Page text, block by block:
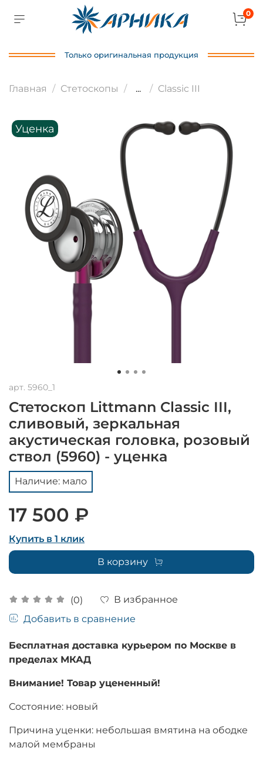
0
Только оригинальная продукция
Главная Стетоскопы ... Classic III
Уценка
арт. 5960_1
Стетоскоп Littmann Classic III,
сливовый, зеркальная
акустическая головка, розовый
ствол (5960) - уценка
(0)
В избранное
Добавить в сравнение
Наличие: мало
17 500 ₽
Купить в 1 клик
В корзину
Бесплатная доставка курьером по Москве в
пределах МКАД
Внимание! Товар уцененный!
Состояние: новый
Причина уценки: небольшая вмятина на ободке
малой мембраны